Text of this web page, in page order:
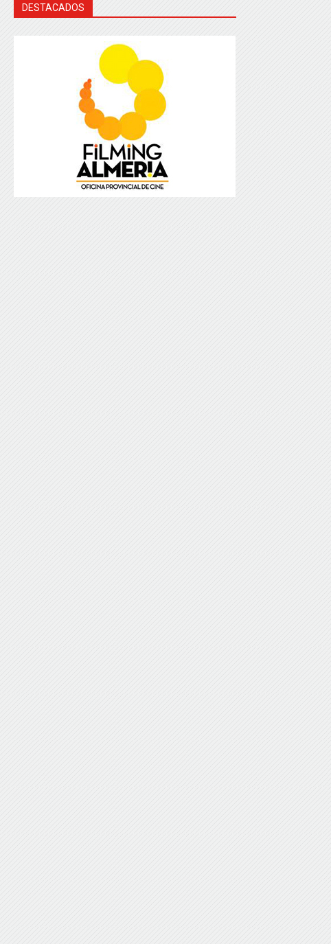
DESTACADOS